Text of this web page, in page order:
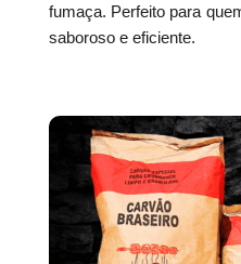
fumaça. Perfeito para
saboroso e eficiente.